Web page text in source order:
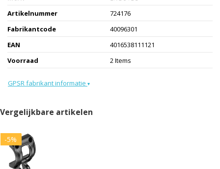
Artikelnummer
724176
Fabrikantcode
40096301
EAN
4016538111121
Voorraad
2 Items
GPSR fabrikant informatie ▾
Vergelijkbare artikelen
-5%